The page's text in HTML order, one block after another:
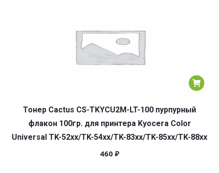
Тонер Cactus CS-TKYCU2M-LT-100 пурпурный
флакон 100гр. для принтера Kyocera Color
Universal TK-52xx/TK-54xx/TK-83xx/TK-85xx/TK-88xx
460 ₽